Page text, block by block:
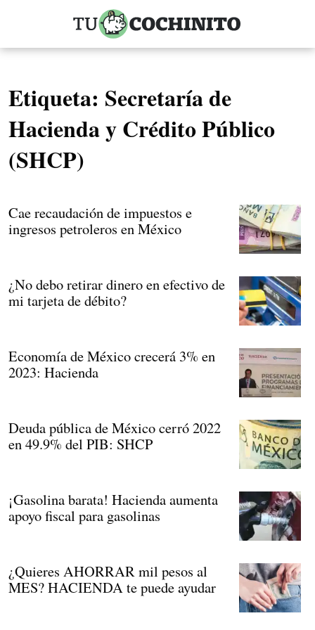
Etiqueta: Secretaría de
Hacienda y Crédito Público
(SHCP)
Cae recaudación de impuestos e
ingresos petroleros en México
¿No debo retirar dinero en efectivo de
mi tarjeta de débito?
Economía de México crecerá 3% en
2023: Hacienda
Deuda pública de México cerró 2022
en 49.9% del PIB: SHCP
¡Gasolina barata! Hacienda aumenta
apoyo fiscal para gasolinas
¿Quieres AHORRAR mil pesos al
MES? HACIENDA te puede ayudar